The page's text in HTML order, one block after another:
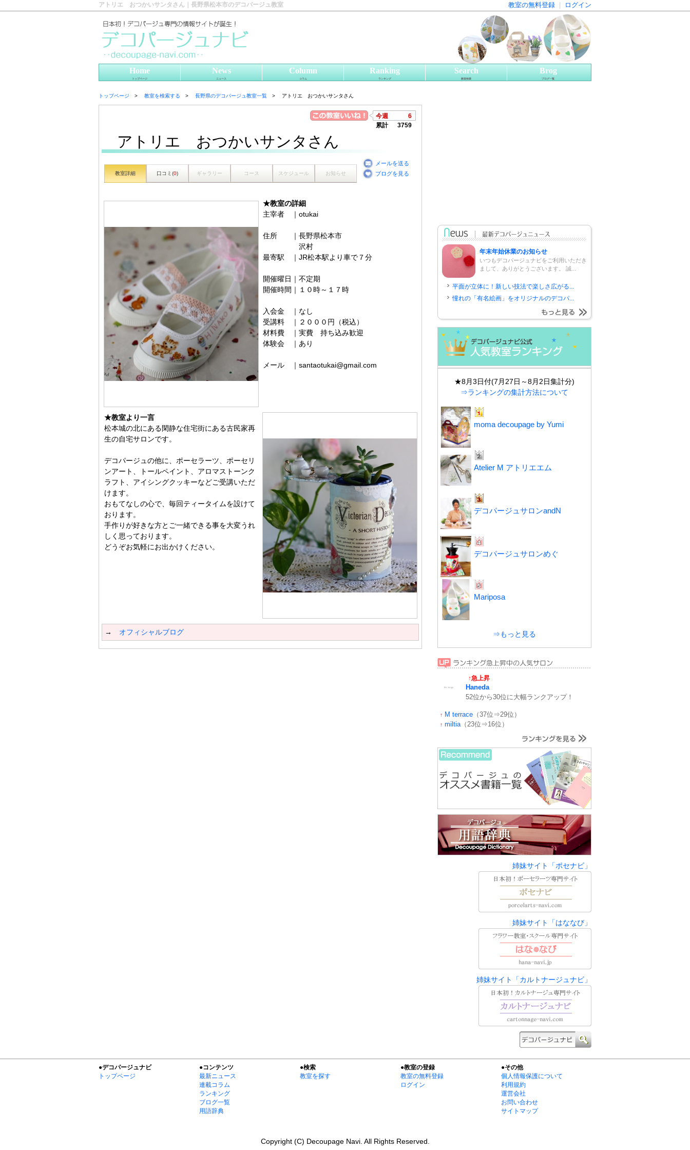
アトリエ おつかいサンタさん｜長野県松本市のデコパージュ教室 ログイン
教室の無料登録
Home
トップページ
News
ニュース
Column
コラム
Ranking
ランキング
Search
教室検索
Brog
ブログ一覧
トップページ 教室を検索する 長野県のデコパージュ教室一覧 アトリエ おつかいサンタさん
今週
6
累計
3759
アトリエ おつかいサンタさん
教室詳細 口コミ(0) ギャラリー コース スケジュール お知らせ
メールを送る
ブログを見る
★教室の詳細
主宰者 ｜otukai
住所 ｜長野県松本市
沢村
最寄駅 ｜JR松本駅より車で７分
開催曜日｜不定期
開催時間｜１０時～１７時
入会金 ｜なし
受講料 ｜２０００円（税込）
材料費 ｜実費 持ち込み歓迎
体験会 ｜あり
メール ｜santaotukai@gmail.com
★教室より一言
松本城の北にある閑静な住宅街にある古民家再
生の自宅サロンです。
デコパージュの他に、ポーセラーツ、ポーセリ
ンアート、トールペイント、アロマストーンク
ラフト、アイシングクッキーなどご受講いただ
けます。
おもてなしの心で、毎回ティータイムを設けて
おります。
手作りが好きな方とご一緒できる事を大変うれ
しく思っております。
どうぞお気軽にお出かけください。
→ オフィシャルブログ
年末年始休業のお知らせ
いつもデコパージュナビをご利用いただき
まして、ありがとうございます。 誠...
平面が立体に！新しい技法で楽しさ広がる...
憧れの「有名絵画」をオリジナルのデコパ...
★8月3日付(7月27日～8月2日集計分)
⇒ランキングの集計方法について
moma decoupage by Yumi
Atelier M アトリエエム
デコパージュサロンandN
デコパージュサロンめぐ
Mariposa
⇒もっと見る
↑急上昇
Haneda
52位から30位に大幅ランクアップ！
↑ M terrace （37位⇒29位）
↑ miltia（23位⇒16位）
姉妹サイト「ポセナビ」
姉妹サイト「はななび」
姉妹サイト「カルトナージュナビ」
●デコパージュナビ
トップページ
●コンテンツ
最新ニュース
連載コラム
ランキング
ブログ一覧
用語辞典
●検索
教室を探す
●教室の登録
教室の無料登録
ログイン
●その他
個人情報保護について
利用規約
運営会社
お問い合わせ
サイトマップ
Copyright (C) Decoupage Navi. All Rights Reserved.